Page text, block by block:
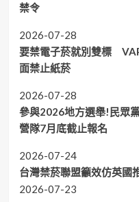
禁令
2026-07-28
要禁電子菸就別雙標
面禁止紙菸
2026-07-28
參與2026地方選舉!民眾
營隊7月底截止報名
2026-07-24
台灣禁菸聯盟籲效仿英
2026-07-23